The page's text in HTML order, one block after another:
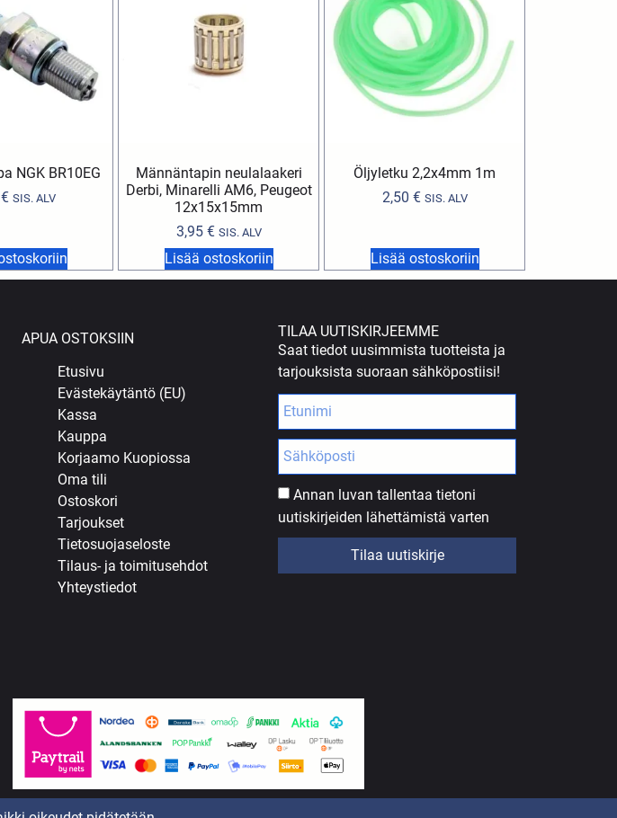
NGK BR10EG
€ SIS. ALV
Männäntapin neulalaakeri
Derbi, Minarelli AM6, Peugeot
12x15x15mm
3,95 € SIS. ALV
Lisää ostoskoriin
Öljyletku 2,2x4mm 1m
2,50 € SIS. ALV
Lisää ostoskoriin
APUA OSTOKSIIN
Etusivu
Evästekäytäntö (EU)
Kassa
Kauppa
Korjaamo Kuopiossa
Oma tili
Ostoskori
Tarjoukset
Tietosuojaseloste
Tilaus- ja toimitusehdot
Yhteystiedot
TILAA UUTISKIRJEEMME
Saat tiedot uusimmista tuotteista ja
tarjouksista suoraan sähköpostiisi!
Annan luvan tallentaa tietoni
uutiskirjeiden lähettämistä varten
Tilaa uutiskirje